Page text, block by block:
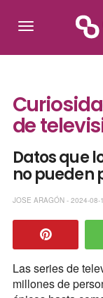
de
Datos que
no pueden
JOSE ARAGÓN - 2024-
Las series de
millones de